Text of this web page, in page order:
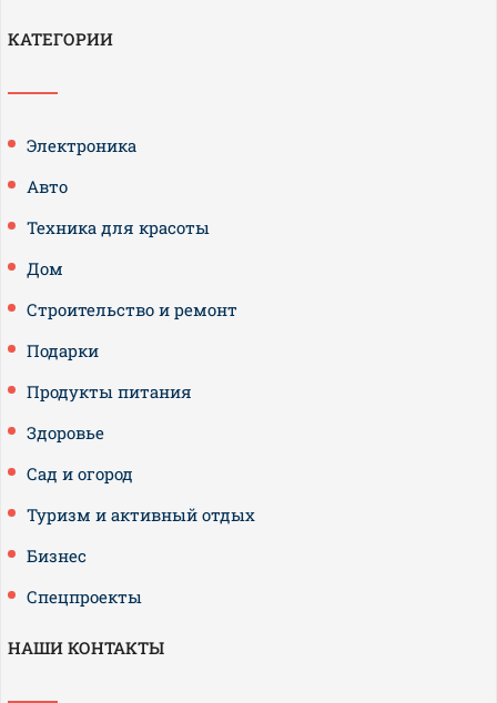
КАТЕГОРИИ
Электроника
Авто
Техника для красоты
Дом
Строительство и ремонт
Подарки
Продукты питания
Здоровье
Сад и огород
Туризм и активный отдых
Бизнес
Спецпроекты
НАШИ КОНТАКТЫ